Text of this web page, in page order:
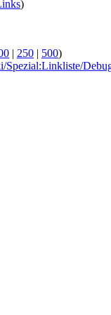
)
| 250 | 500)